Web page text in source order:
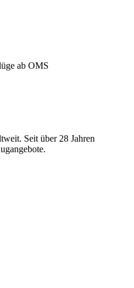
ab OMS
Seit über 28 Jahren